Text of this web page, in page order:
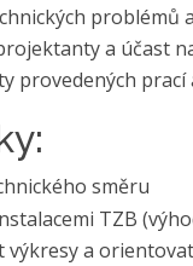
problémů
a účast
provedených
směru
TZB
výkresy a